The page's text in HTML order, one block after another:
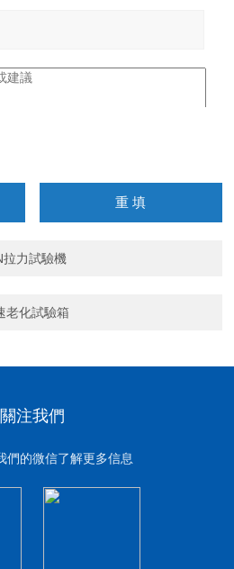
拉力試驗機
老化試驗箱
關注我們
們的微信了解更多信息